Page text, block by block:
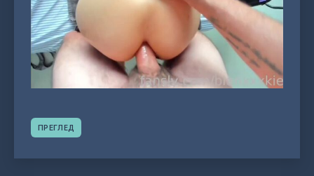
ПРЕГЛЕД